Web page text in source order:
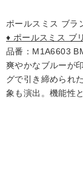
ポールスミス ブラ
♦ ポールスミス ブ
品番：M1A6603
爽やかなブルーが
グで引き締められ
象も演出。機能性